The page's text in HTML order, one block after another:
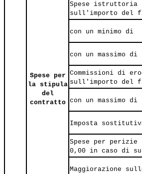
Spese per
la stipula
del
contratto
Spese istruttoria
sull'importo del
con un minimo di
con un massimo di
Commissioni di
sull'importo del
con un massimo di
Imposta
Spese per
0,00 in caso di
Maggiorazione